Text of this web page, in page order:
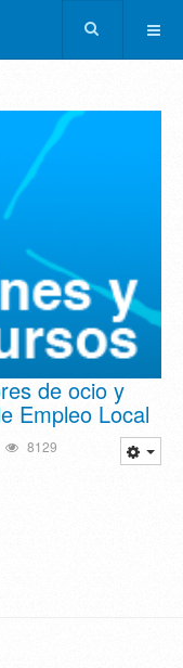
de ocio y
Empleo Local
8129